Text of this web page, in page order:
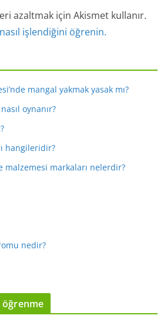
azaltmak için Akismet kullanır.
işlendiğini öğrenin.
mangal yakmak yasak mı?
oynanır?
hangileridir?
malzemesi markaları nelerdir?
nedir?
öğrenme